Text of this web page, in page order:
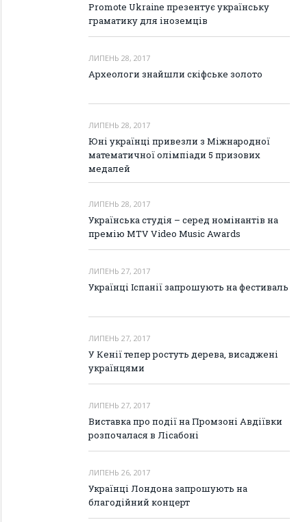
Promote Ukraine презентує українську
граматику для іноземців
ЛИПЕНЬ 28, 2017
Археологи знайшли скіфське золото
ЛИПЕНЬ 28, 2017
Юні українці привезли з Міжнародної
математичної олімпіади 5 призових
медалей
ЛИПЕНЬ 28, 2017
Українська студія – серед номінантів на
премію MTV Video Music Awards
ЛИПЕНЬ 27, 2017
Українці Іспанії запрошують на фестиваль
ЛИПЕНЬ 27, 2017
У Кенії тепер ростуть дерева, висаджені
українцями
ЛИПЕНЬ 27, 2017
Виставка про події на Промзоні Авдіївки
розпочалася в Лісабоні
ЛИПЕНЬ 26, 2017
Українці Лондона запрошують на
благодійний концерт